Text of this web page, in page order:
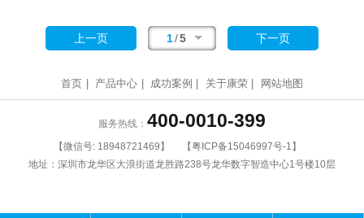
上一页 1/5 下一页
首页 产品中心 成功案例 关于康荣 网站地图
服务热线： 400-0010-399
【微信号: 18948721469】 【粤ICP备15046997号-1 】
地址：深圳市龙华区大浪街道龙胜路238号龙华数字智造中心1号楼10层